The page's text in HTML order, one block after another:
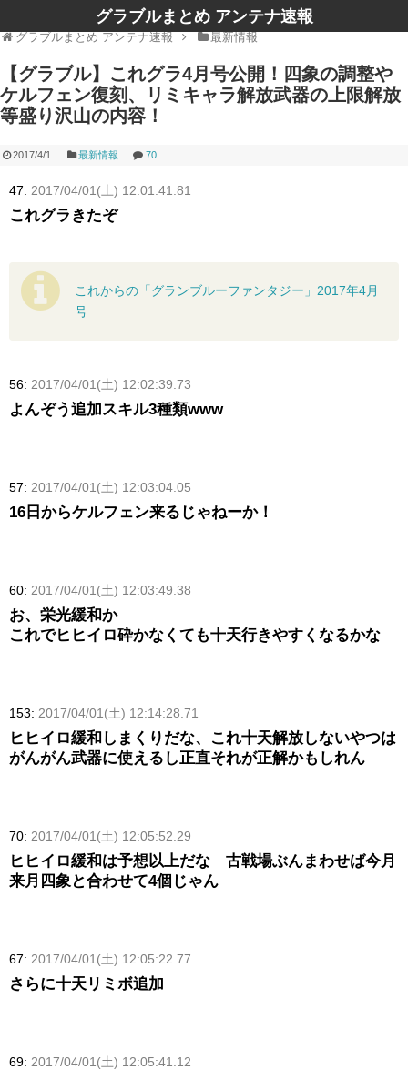
グラブルまとめ アンテナ速報
グラブルまとめ アンテナ速報 最新情報
【グラブル】これグラ4月号公開！四象の調整や
ケルフェン復刻、リミキャラ解放武器の上限解放
等盛り沢山の内容！
2017/4/1 最新情報 70
47: 2017/04/01(土) 12:01:41.81
これグラきたぞ
これからの「グランブルーファンタジー」2017年4月
号
56: 2017/04/01(土) 12:02:39.73
よんぞう追加スキル3種類www
57: 2017/04/01(土) 12:03:04.05
16日からケルフェン来るじゃねーか！
60: 2017/04/01(土) 12:03:49.38
お、栄光緩和か
これでヒヒイロ砕かなくても十天行きやすくなるかな
153: 2017/04/01(土) 12:14:28.71
ヒヒイロ緩和しまくりだな、これ十天解放しないやつは
がんがん武器に使えるし正直それが正解かもしれん
70: 2017/04/01(土) 12:05:52.29
ヒヒイロ緩和は予想以上だな 古戦場ぶんまわせば今月
来月四象と合わせて4個じゃん
67: 2017/04/01(土) 12:05:22.77
さらに十天リミボ追加
69: 2017/04/01(土) 12:05:41.12